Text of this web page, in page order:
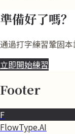
準備好了嗎？
通過打字練習鞏固本
立即開始練習
Footer
F
FlowType.AI